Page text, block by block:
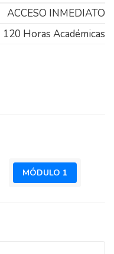
ACCESO INMEDIATO
120 Horas Académicas
MÓDULO 1